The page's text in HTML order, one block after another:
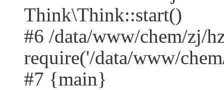
Think\Think::start()
#6 /data/www/chem/zj/
require('/data/www/
#7 {main}